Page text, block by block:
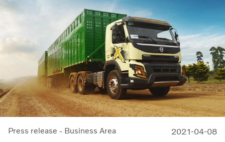
Press release - Business Area 2021-04-08